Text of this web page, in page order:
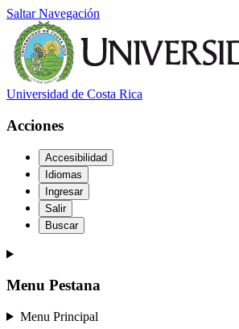
Saltar Navegación
Universidad de Costa Rica
Acciones
Accesibilidad
Idiomas
Ingresar
Salir
Buscar
Menu Pestana
Menu Principal